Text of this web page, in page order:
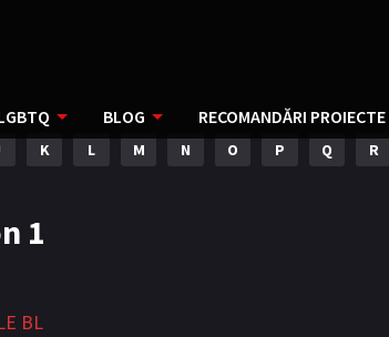
BLOG RECOMANDĂRI PROIECTE
K L M N O P Q R
1
BL